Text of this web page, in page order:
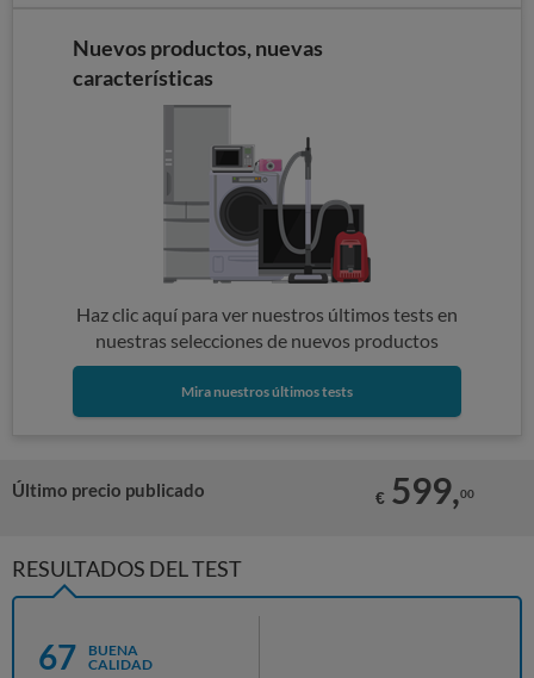
Nuevos productos, nuevas
características
Haz clic aquí para ver nuestros últimos tests en
nuestras selecciones de nuevos productos
Mira nuestros últimos tests
Último precio publicado € 599,00
RESULTADOS DEL TEST
67
BUENA
CALIDAD